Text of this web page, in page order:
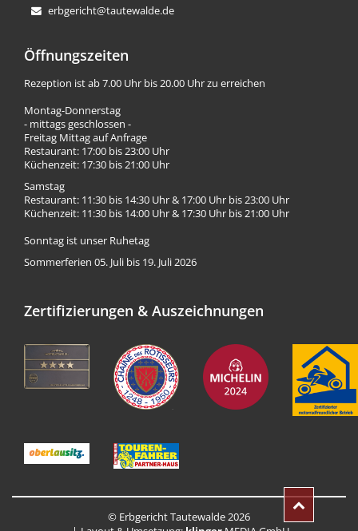
erbgericht@tautewalde.de
Öffnungszeiten
Rezeption ist ab 7.00 Uhr bis 20.00 Uhr zu erreichen
Montag-Donnerstag
- mittags geschlossen -
Freitag Mittag auf Anfrage
Restaurant: 17:00 bis 23:00 Uhr
Küchenzeit: 17:30 bis 21:00 Uhr
Samstag
Restaurant: 11:30 bis 14:30 Uhr & 17:00 Uhr bis 23:00 Uhr
Küchenzeit: 11:30 bis 14:00 Uhr & 17:30 Uhr bis 21:00 Uhr
Sonntag ist unser Ruhetag
Sommerferien 05. Juli bis 19. Juli 2026
Zertifizierungen & Auszeichnungen
© Erbgericht Tautewalde 2026